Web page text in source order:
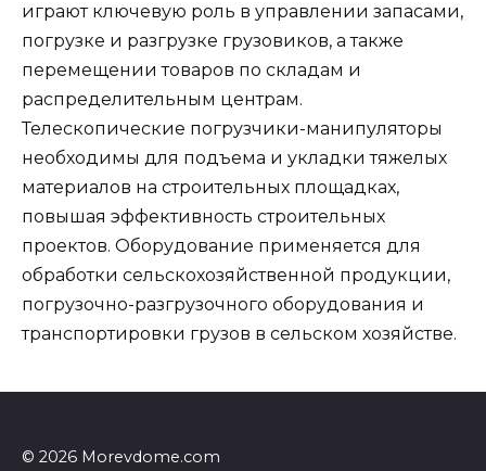
играют ключевую роль в управлении запасами,
погрузке и разгрузке грузовиков, а также
перемещении товаров по складам и
распределительным центрам.
Телескопические погрузчики-манипуляторы
необходимы для подъема и укладки тяжелых
материалов на строительных площадках,
повышая эффективность строительных
проектов. Оборудование применяется для
обработки сельскохозяйственной продукции,
погрузочно-разгрузочного оборудования и
транспортировки грузов в сельском хозяйстве.
© 2026 Morevdome.com